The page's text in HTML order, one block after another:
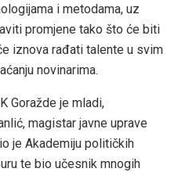
i metodama, uz
promjene tako što će biti
iznova rađati talente u svim
novinarima.
Goražde je mladi,
magistar javne uprave
je Akademiju političkih
te bio učesnik mnogih